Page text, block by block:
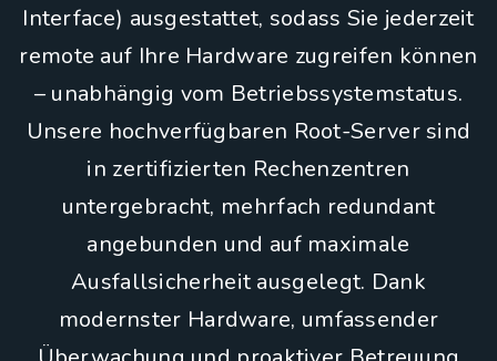
Interface) ausgestattet, sodass Sie jederzeit
remote auf Ihre Hardware zugreifen können
– unabhängig vom Betriebssystemstatus.
Unsere hochverfügbaren Root-Server sind
in zertifizierten Rechenzentren
untergebracht, mehrfach redundant
angebunden und auf maximale
Ausfallsicherheit ausgelegt. Dank
modernster Hardware, umfassender